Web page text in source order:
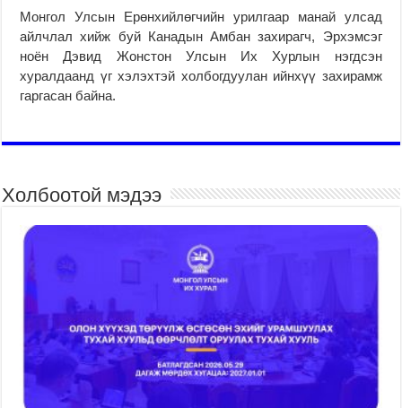
Монгол Улсын Ерөнхийлөгчийн урилгаар манай улсад
айлчлал хийж буй Канадын Амбан захирагч, Эрхэмсэг
ноён Дэвид Жонстон Улсын Их Хурлын нэгдсэн
хуралдаанд үг хэлэхтэй холбогдуулан ийнхүү захирамж
гаргасан байна.
Холбоотой мэдээ